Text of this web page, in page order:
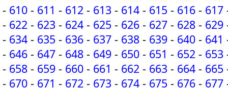
- 610 - 611 - 612 - 613 - 614 - 615 - 616 - 617
- 622 - 623 - 624 - 625 - 626 - 627 - 628 - 629
- 634 - 635 - 636 - 637 - 638 - 639 - 640 - 641
- 646 - 647 - 648 - 649 - 650 - 651 - 652 - 653
- 658 - 659 - 660 - 661 - 662 - 663 - 664 - 665
- 670 - 671 - 672 - 673 - 674 - 675 - 676 - 677